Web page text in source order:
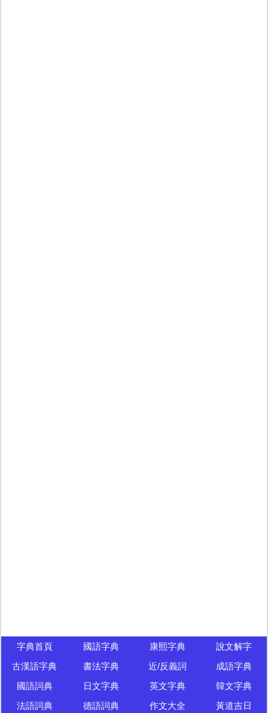
字典首頁 國語字典 康熙字典
說文解字
古漢語字典
書法字典 近/反義詞
成語字典
國語詞典
日文字典 英文字典
韓文字典
法語詞典
德語詞典 作文大全 黃道吉日